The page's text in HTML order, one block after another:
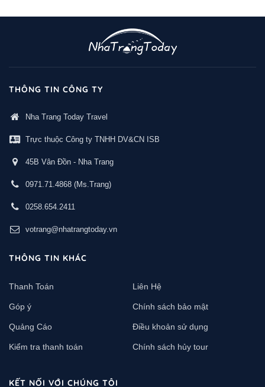
THÔNG TIN CÔNG TY
Nha Trang Today Travel
Trực thuộc Công ty TNHH DV&CN ISB
45B Vân Đồn - Nha Trang
0971.71.4868 (Ms.Trang)
0258.654.2411
votrang@nhatrangtoday.vn
THÔNG TIN KHÁC
Thanh Toán Liên Hệ
Góp ý Chính sách bảo mật
Quảng Cáo Điều khoản sử dụng
Kiểm tra thanh toán Chính sách hủy tour
KẾT NỐI VỚI CHÚNG TÔI